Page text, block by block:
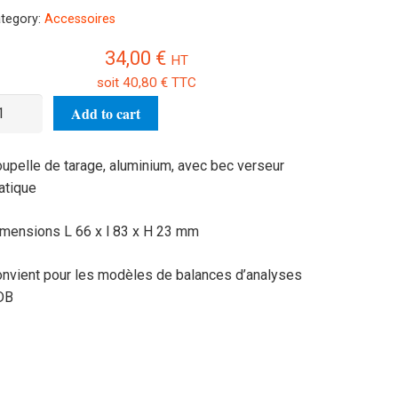
Accessoires
34,00 € HT
soit 40,80 €TTC
Add to cart
de tarage, aluminium, avec bec verseur
L 66 x l 83 x H 23 mm
pour les modèles de balances d’analyses